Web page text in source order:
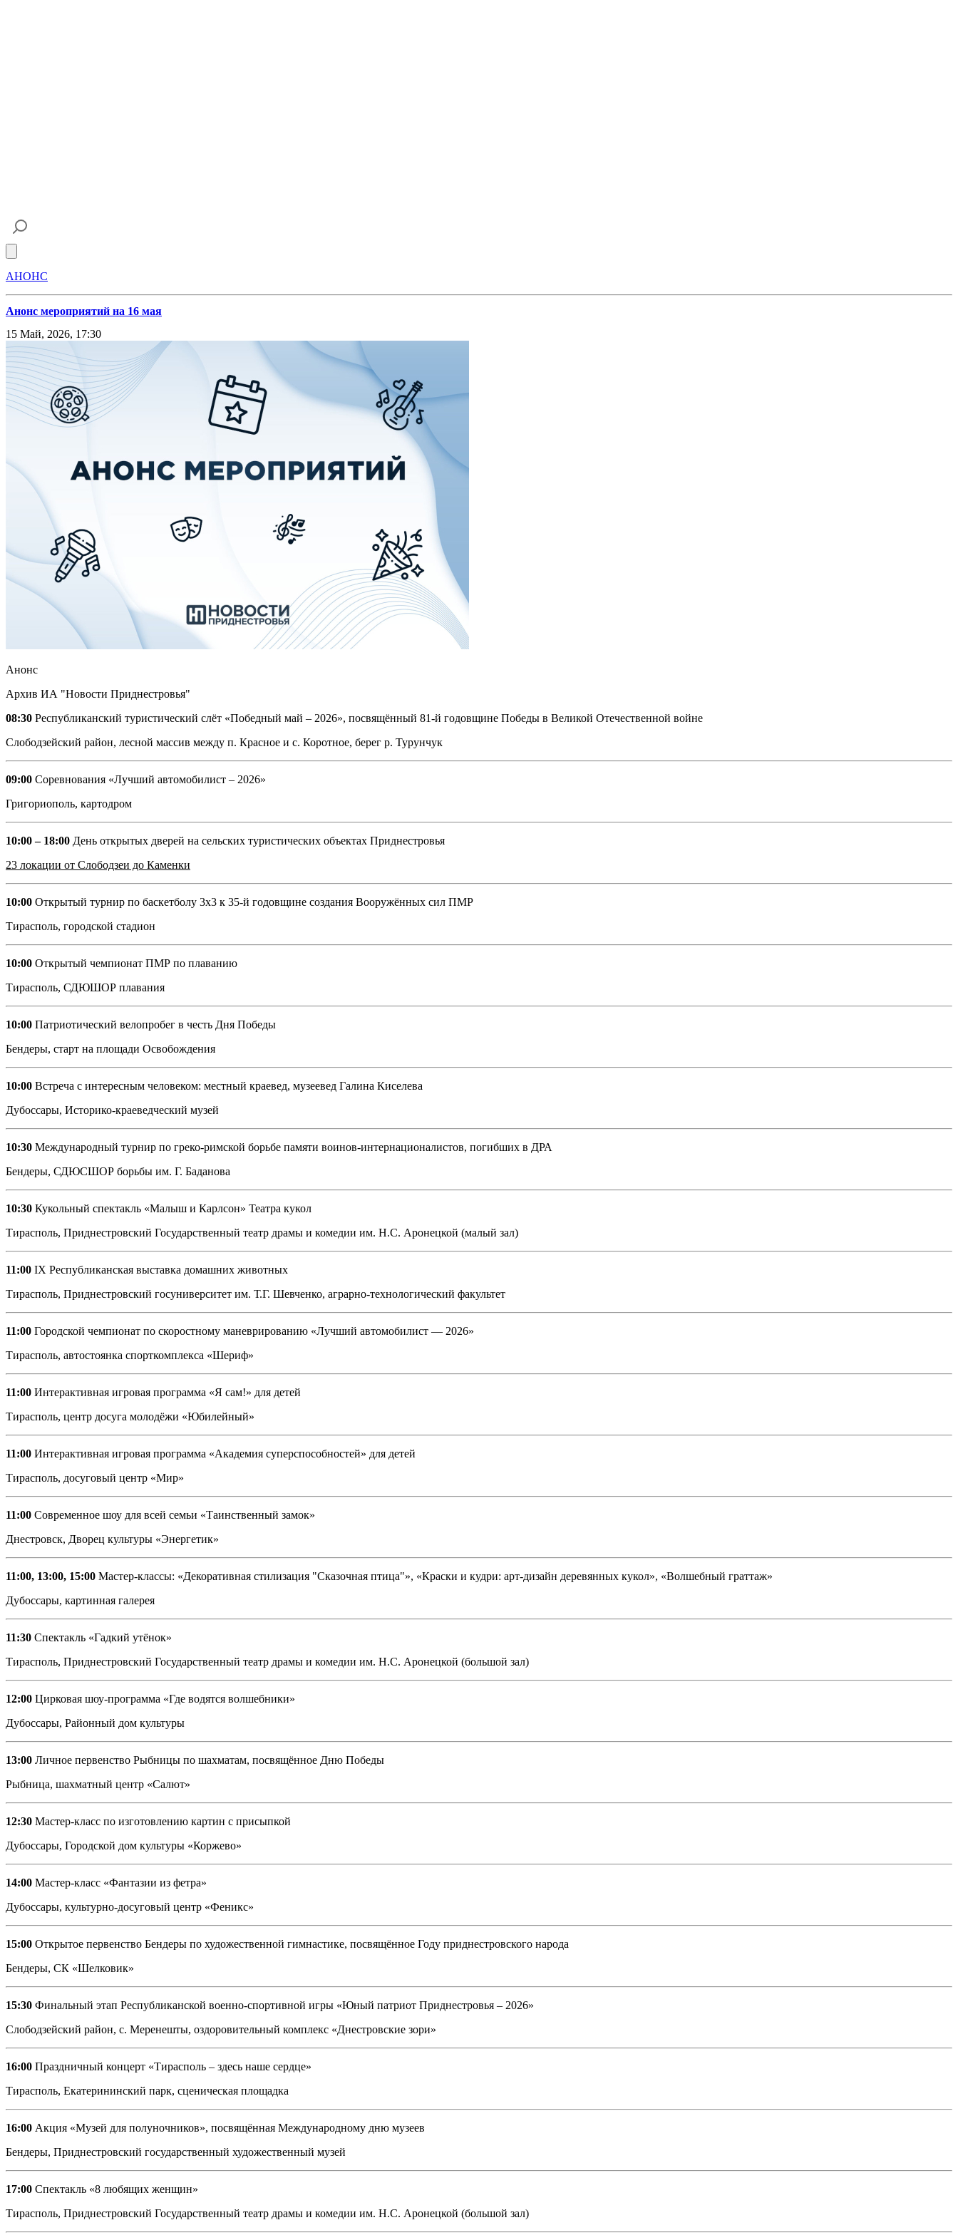
АНОНС
Анонс мероприятий на 16 мая
15 Май, 2026, 17:30
Анонс
Архив ИА "Новости Приднестровья"
08:30 Республиканский туристический слёт «Победный май – 2026», посвящённый 81-й годовщине Победы в Великой Отечественной войне
Слободзейский район, лесной массив между п. Красное и с. Коротное, берег р. Турунчук
09:00 Соревнования «Лучший автомобилист – 2026»
Григориополь, картодром
10:00 – 18:00 День открытых дверей на сельских туристических объектах Приднестровья
23 локации от Слободзеи до Каменки
10:00 Открытый турнир по баскетболу 3х3 к 35-й годовщине создания Вооружённых сил ПМР
Тирасполь, городской стадион
10:00 Открытый чемпионат ПМР по плаванию
Тирасполь, СДЮШОР плавания
10:00 Патриотический велопробег в честь Дня Победы
Бендеры, старт на площади Освобождения
10:00 Встреча с интересным человеком: местный краевед, музеевед Галина Киселева
Дубоссары, Историко-краеведческий музей
10:30 Международный турнир по греко-римской борьбе памяти воинов-интернационалистов, погибших в ДРА
Бендеры, СДЮСШОР борьбы им. Г. Баданова
10:30 Кукольный спектакль «Малыш и Карлсон» Театра кукол
Тирасполь, Приднестровский Государственный театр драмы и комедии им. Н.С. Аронецкой (малый зал)
11:00 IX Республиканская выставка домашних животных
Тирасполь, Приднестровский госуниверситет им. Т.Г. Шевченко, аграрно-технологический факультет
11:00 Городской чемпионат по скоростному маневрированию «Лучший автомобилист — 2026»
Тирасполь, автостоянка спорткомплекса «Шериф»
11:00 Интерактивная игровая программа «Я сам!» для детей
Тирасполь, центр досуга молодёжи «Юбилейный»
11:00 Интерактивная игровая программа «Академия суперспособностей» для детей
Тирасполь, досуговый центр «Мир»
11:00 Современное шоу для всей семьи «Таинственный замок»
Днестровск, Дворец культуры «Энергетик»
11:00, 13:00, 15:00 Мастер-классы: «Декоративная стилизация "Сказочная птица"», «Краски и кудри: арт-дизайн деревянных кукол», «Волшебный граттаж»
Дубоссары, картинная галерея
11:30 Спектакль «Гадкий утёнок»
Тирасполь, Приднестровский Государственный театр драмы и комедии им. Н.С. Аронецкой (большой зал)
12:00 Цирковая шоу-программа «Где водятся волшебники»
Дубоссары, Районный дом культуры
13:00 Личное первенство Рыбницы по шахматам, посвящённое Дню Победы
Рыбница, шахматный центр «Салют»
12:30 Мастер-класс по изготовлению картин с присыпкой
Дубоссары, Городской дом культуры «Коржево»
14:00 Мастер-класс «Фантазии из фетра»
Дубоссары, культурно-досуговый центр «Феникс»
15:00 Открытое первенство Бендеры по художественной гимнастике, посвящённое Году приднестровского народа
Бендеры, СК «Шелковик»
15:30 Финальный этап Республиканской военно-спортивной игры «Юный патриот Приднестровья – 2026»
Слободзейский район, с. Меренешты, оздоровительный комплекс «Днестровские зори»
16:00 Праздничный концерт «Тирасполь – здесь наше сердце»
Тирасполь, Екатерининский парк, сценическая площадка
16:00 Акция «Музей для полуночников», посвящённая Международному дню музеев
Бендеры, Приднестровский государственный художественный музей
17:00 Спектакль «8 любящих женщин»
Тирасполь, Приднестровский Государственный театр драмы и комедии им. Н.С. Аронецкой (большой зал)